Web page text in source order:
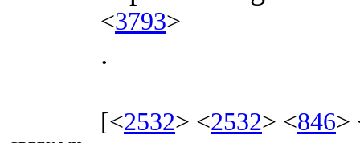
<3793>
.
[<2532> <2532> <846>